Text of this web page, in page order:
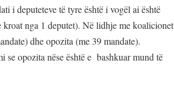
i deputeteve të tyre është i vogël ai është
nga 1 deputet). Në lidhje me koalicionet
dhe opozita (me 39 mandate).
opozita nëse është e bashkuar mund të